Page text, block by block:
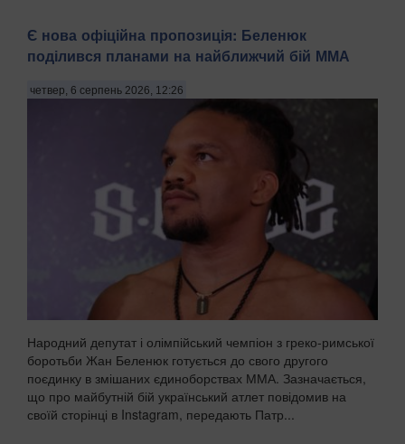
Є нова офіційна пропозиція: Беленюк
поділився планами на найближчий бій ММА
четвер, 6 серпень 2026, 12:26
Народний депутат і олімпійський чемпіон з греко-римської
боротьби Жан Беленюк готується до свого другого
поєдинку в змішаних єдиноборствах ММА. Зазначається,
що про майбутній бій український атлет повідомив на
своїй сторінці в Instagram, передають Патр...